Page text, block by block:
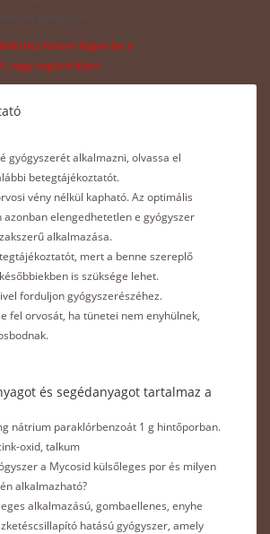
kérem lépjen be a
vagy regisztráljon.
gyógyszerét alkalmazni, olvassa el
betegtájé­koztatót.
vény nélkül kapható. Az optimális
azonban elengedhetetlen e gyógyszer
alkalmazása.
mert a benne szereplő
is szüksége lehet.
forduljon gyógyszerészéhez.
fel orvosát, ha tünetei nem enyhülnek,
és segédanyagot tartalmaz a
nátrium paraklórbenzoát 1 g hintőporban.
oxid, talkum
a Mycosid külsőleges por és milyen
alkalmazható?
alkalmazású, gombaellenes, enyhe
hatású gyógyszer, amely